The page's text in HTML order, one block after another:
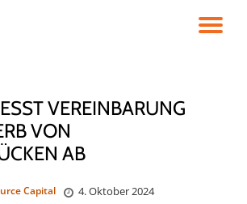
VEREINBARUNG Z
VON G
AB
Capital 4. Oktober 2024